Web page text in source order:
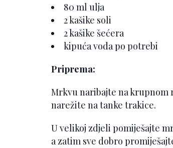
80 ml ulja
2 kašike soli
2 kašike šećera
kipuća voda po potrebi
Priprema:
Mrkvu naribajte na krupnom
narežite na tanke trakice.
U velikoj zdjeli pomiješajte
a zatim sve dobro